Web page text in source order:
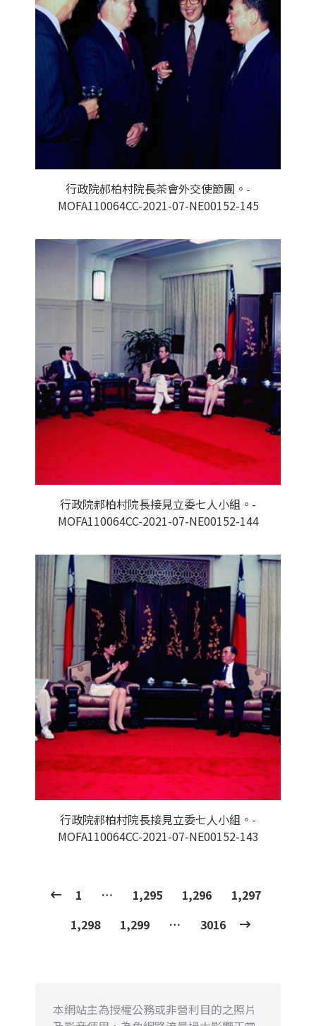
行政院郝柏村院長茶會外交使節團。-
MOFA110064CC-2021-07-NE00152-145
行政院郝柏村院長接見立委七人小組。-
MOFA110064CC-2021-07-NE00152-144
行政院郝柏村院長接見立委七人小組。-
MOFA110064CC-2021-07-NE00152-143
1 … 1,295 1,296
1,297
1,298
1,299 … 3016
本網站主為授權公務或非營利目的之照片